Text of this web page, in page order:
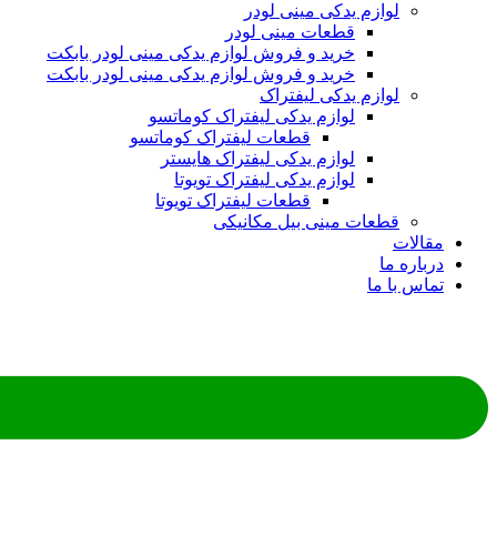
لوازم یدکی مینی لودر
قطعات مینی لودر
خرید و فروش لوازم یدکی مینی لودر بابکت
خرید و فروش لوازم یدکی مینی لودر بابکت
لوازم یدکی لیفتراک
لوازم یدکی لیفتراک کوماتسو
قطعات لیفتراک کوماتسو
لوازم یدکی لیفتراک هایستر
لوازم یدکی لیفتراک تویوتا
قطعات لیفتراک تویوتا
قطعات مینی بیل مکانیکی
ما
با ما